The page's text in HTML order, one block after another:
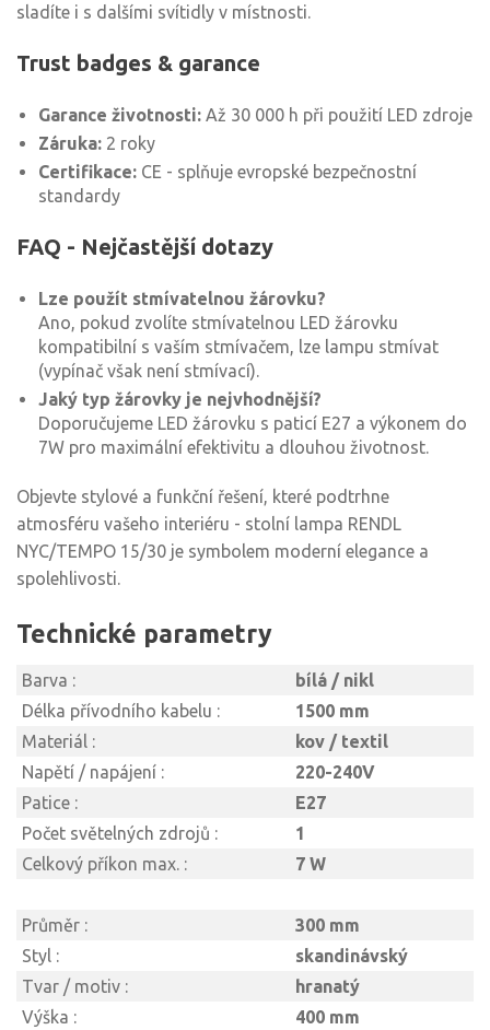
sladíte i s dalšími svítidly v místnosti.
Trust badges & garance
Garance životnosti: Až 30 000 h při použití LED zdroje
Záruka: 2 roky
Certifikace: CE - splňuje evropské bezpečnostní
standardy
FAQ - Nejčastější dotazy
Lze použít stmívatelnou žárovku?
Ano, pokud zvolíte stmívatelnou LED žárovku
kompatibilní s vaším stmívačem, lze lampu stmívat
(vypínač však není stmívací).
Jaký typ žárovky je nejvhodnější?
Doporučujeme LED žárovku s paticí E27 a výkonem do
7W pro maximální efektivitu a dlouhou životnost.
Objevte stylové a funkční řešení, které podtrhne
atmosféru vašeho interiéru - stolní lampa RENDL
NYC/TEMPO 15/30 je symbolem moderní elegance a
spolehlivosti.
Technické parametry
Barva :
bílá / nikl
Délka přívodního kabelu :
1500 mm
Materiál :
kov / textil
Napětí / napájení :
220-240V
Patice :
E27
Počet světelných zdrojů :
1
Celkový příkon max. :
7 W
Průměr :
300 mm
Styl :
skandinávský
Tvar / motiv :
hranatý
Výška :
400 mm